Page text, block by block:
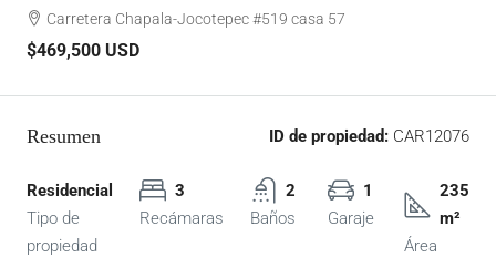
Carretera Chapala-Jocotepec #519 casa 57
$469,500 USD
Resumen ID de propiedad: CAR12076
Residencial
Tipo de
propiedad
3
Recámaras
2
Baños
1
Garaje
235
m²
Área